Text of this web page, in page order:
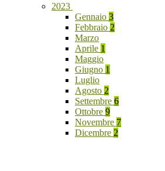
2023
Gennaio 3
Febbraio 2
Marzo
Aprile 1
Maggio
Giugno 1
Luglio
Agosto 2
Settembre 6
Ottobre 9
Novembre 7
Dicembre 2